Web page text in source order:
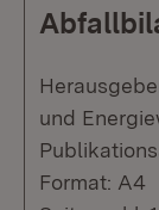
und
Format: A4